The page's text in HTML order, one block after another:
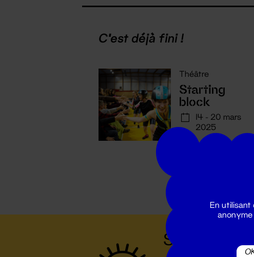
C'est déjà fini !
Théâtre
Starting
block
14 - 20 mars
2025
Suivez
En utilisant
anonyme